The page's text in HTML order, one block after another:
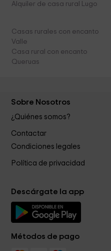
Alquiler de casa rural Lugo
Casas rurales con encanto
Valle
Casa rural con encanto
Queruas
Sobre Nosotros
¿Quiénes somos?
Contactar
Condiciones legales
Política de privacidad
Descárgate la app
Métodos de pago